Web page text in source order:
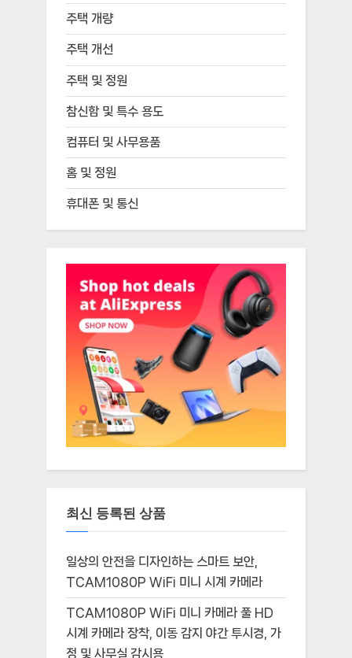
주택 개량
주택 개선
주택 및 정원
참신함 및 특수 용도
컴퓨터 및 사무용품
홈 및 정원
휴대폰 및 통신
최신 등록된 상품
일상의 안전을 디자인하는 스마트 보안,
TCAM1080P WiFi 미니 시계 카메라
TCAM1080P WiFi 미니 카메라 풀 HD
시계 카메라 장착, 이동 감지 야간 투시경, 가
정 및 사무실 감시용